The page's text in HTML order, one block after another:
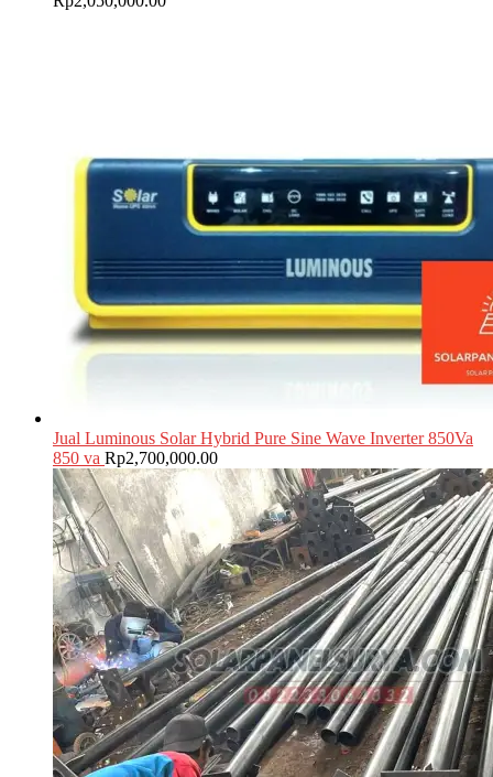
Jual Luminous Solar Hybrid Pure Sine Wave Inverter 850Va
850 va Rp2,700,000.00